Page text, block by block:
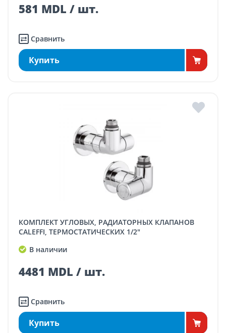
581 MDL / шт.
Сравнить
Купить
КОМПЛЕКТ УГЛОВЫХ, РАДИАТОРНЫХ КЛАПАНОВ
CALEFFI, ТЕРМОСТАТИЧЕСКИХ 1/2"
В наличии
4481 MDL / шт.
Сравнить
Купить